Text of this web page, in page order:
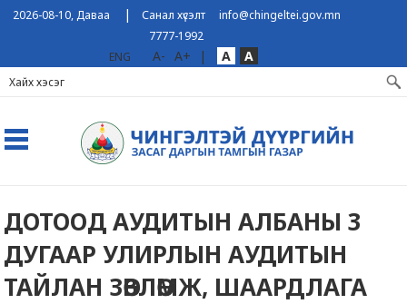
2026-08-10, Даваа | Санал хүсэлт
info@chingeltei.gov.mn
7777-1992
ENG
A- A+ | A A
ДОТООД АУДИТЫН АЛБАНЫ 3
ДУГААР УЛИРЛЫН АУДИТЫН
ТАЙЛАН ЗӨВЛӨМЖ, ШААРДЛАГА